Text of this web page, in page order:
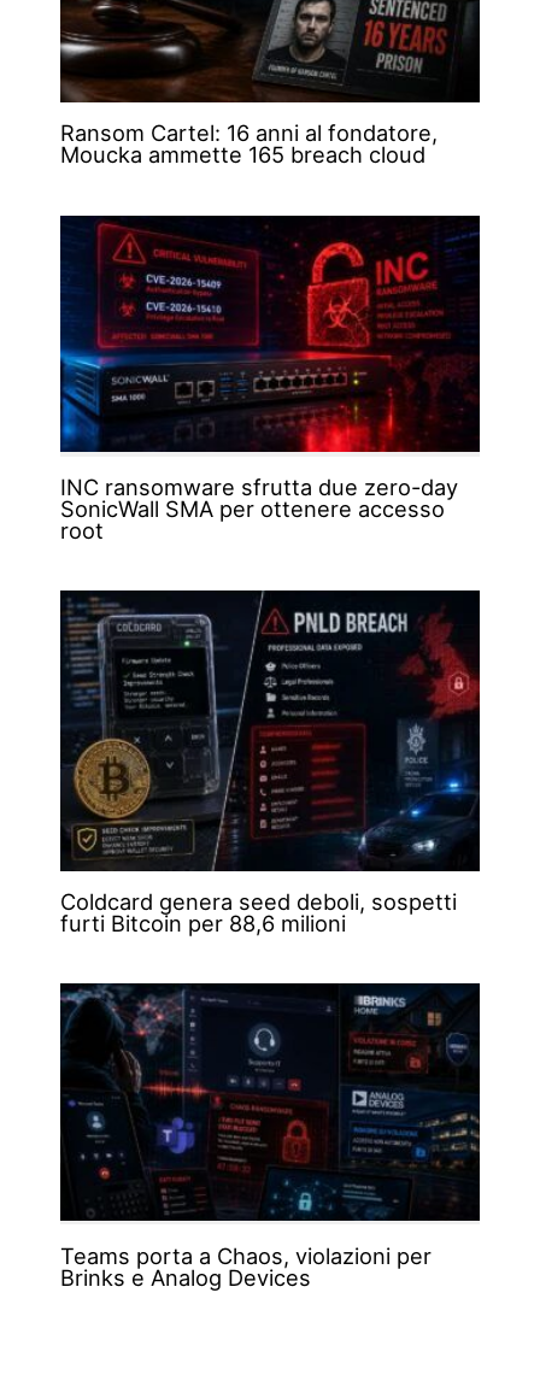
Ransom Cartel: 16 anni al fondatore,
Moucka ammette 165 breach cloud
INC ransomware sfrutta due zero-day
SonicWall SMA per ottenere accesso
root
Coldcard genera seed deboli, sospetti
furti Bitcoin per 88,6 milioni
Teams porta a Chaos, violazioni per
Brinks e Analog Devices